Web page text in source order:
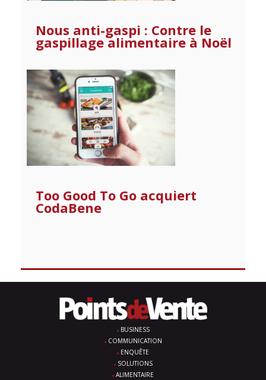
Nous anti-gaspi : Contre le
gaspillage alimentaire à Noël
Too Good To Go acquiert
CodaBene
BUSINESS
COMMUNICATION
ENQUÊTE
SOLUTIONS
ALIMENTAIRE